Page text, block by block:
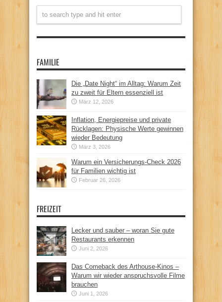
FAMILIE
Die „Date Night“ im Alltag: Warum Zeit
zu zweit für Eltern essenziell ist
März 12, 2026
Inflation, Energiepreise und private
Rücklagen: Physische Werte gewinnen
wieder Bedeutung
März 3, 2026
Warum ein Versicherungs-Check 2026
für Familien wichtig ist
Februar 26, 2026
FREIZEIT
Lecker und sauber – woran Sie gute
Restaurants erkennen
Juni 2, 2026
Das Comeback des Arthouse-Kinos –
Warum wir wieder anspruchsvolle Filme
brauchen
Juni 1, 2026